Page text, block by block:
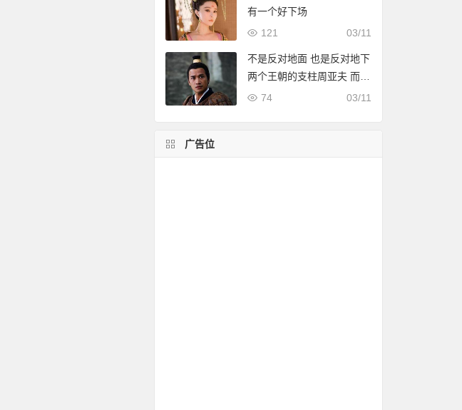
有一个好下场
03/11
121
不是反对地面 也是反对地下
两个王朝的支柱周亚夫 而是
结束绝食
03/11
74
广告位